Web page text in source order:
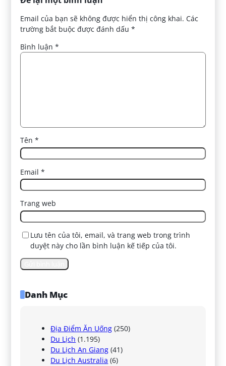
Email của bạn sẽ không được hiển thị công khai. Các
trường bắt buộc được đánh dấu*
Bình luận*
Tên*
Email*
Trang web
Lưu tên của tôi, email, và trang web trong trình
duyệt này cho lần bình luận kế tiếp của tôi.
Danh Mục
Địa Điểm Ăn Uống (250)
Du Lịch (1.195)
Du Lịch An Giang (41)
Du Lịch Australia (6)